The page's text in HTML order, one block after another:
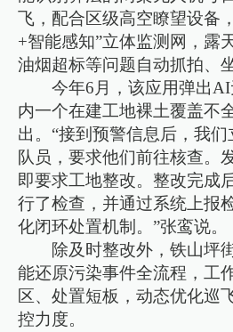
飞，配合区级高空瞭望设备
+智能感知”立体监测网，露
油烟超标等问题自动抓拍、
今年6月，该应用弹出
内一个在建工地裸土覆盖不
出。“接到预警信息后，我
队员，要求他们前往核查。
即要求工地整改。整改完成
行了检查，并通过系统上报
化闭环处置机制。”张鸾说。
除及时整改外，铁山坪
能还原污染事件全流程，工
区、处置短板，动态优化巡
控力度。